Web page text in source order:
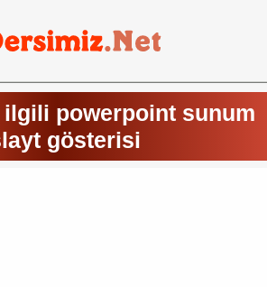
powerpoint sunum
gösterisi